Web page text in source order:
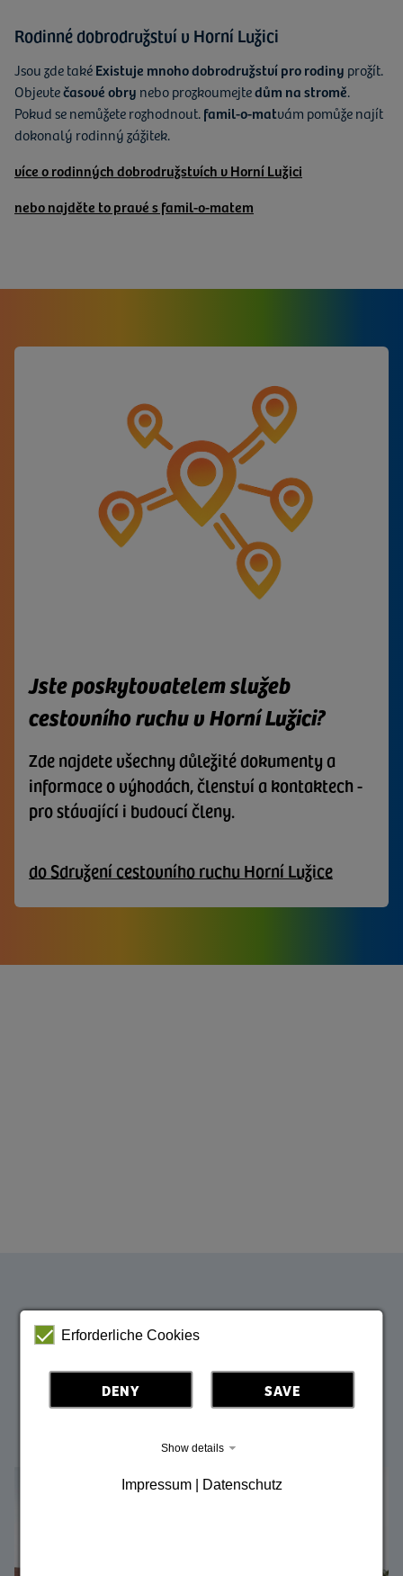
Rodinné dobrodružství v Horní Lužici
Jsou zde takéExistuje mnoho dobrodružství pro rodiny prožít.
Objevtečasové obry nebo prozkoumejtedům na stromě.
Pokud se nemůžete rozhodnout.famil-o-matvám pomůže najít
dokonalý rodinný zážitek.
více o rodinných dobrodružstvích v Horní Lužici
nebo najděte to pravé s famil-o-matem
Jste poskytovatelem služeb
cestovního ruchu v Horní Lužici?
Zde najdete všechny důležité dokumenty a
informace o výhodách, členství a kontaktech -
pro stávající i budoucí členy.
do Sdružení cestovního ruchu Horní Lužice
Inspirace Horní Lužice
Nechte se okouzlit krásou Horní Lužice před příští
dovolenou.
Erforderliche Cookies
DENY SAVE
Show details
Impressum | Datenschutz